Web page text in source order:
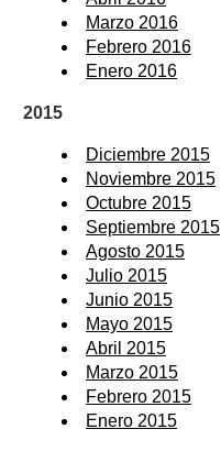
Marzo 2016
Febrero 2016
Enero 2016
2015
Diciembre 2015
Noviembre 2015
Octubre 2015
Septiembre 2015
Agosto 2015
Julio 2015
Junio 2015
Mayo 2015
Abril 2015
Marzo 2015
Febrero 2015
Enero 2015